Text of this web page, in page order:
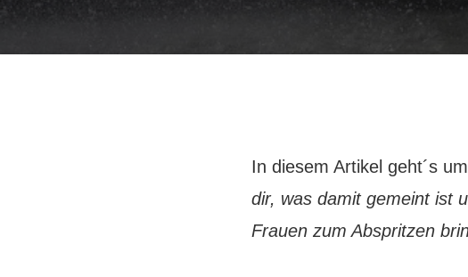
In diesem Artikel geht´s
dir, was damit gemeint ist
Frauen zum Abspritzen